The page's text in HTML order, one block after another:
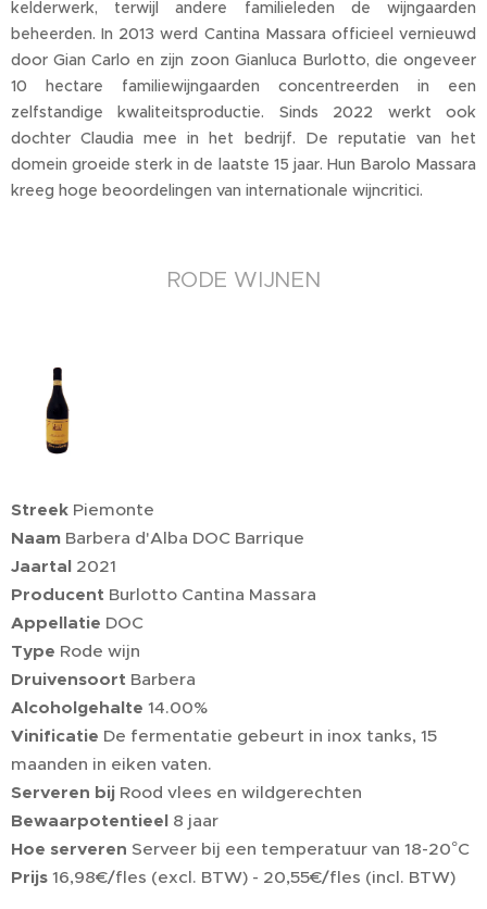
kelderwerk, terwijl andere familieleden de wijngaarden
beheerden. In 2013 werd Cantina Massara officieel vernieuwd
door Gian Carlo en zijn zoon Gianluca Burlotto, die ongeveer
10 hectare familiewijngaarden concentreerden in een
zelfstandige kwaliteitsproductie. Sinds 2022 werkt ook
dochter Claudia mee in het bedrijf. De reputatie van het
domein groeide sterk in de laatste 15 jaar. Hun Barolo Massara
kreeg hoge beoordelingen van internationale wijncritici.
RODE WIJNEN
Streek Piemonte
Naam Barbera d'Alba DOC Barrique
Jaartal 2021
Producent Burlotto Cantina Massara
Appellatie DOC
Type Rode wijn
Druivensoort Barbera
Alcoholgehalte 14.00%
Vinificatie De fermentatie gebeurt in inox tanks, 15
maanden in eiken vaten.
Serveren bij Rood vlees en wildgerechten
Bewaarpotentieel 8 jaar
Hoe serveren Serveer bij een temperatuur van 18-20°C
Prijs 16,98€/fles (excl. BTW) - 20,55€/fles (incl. BTW)